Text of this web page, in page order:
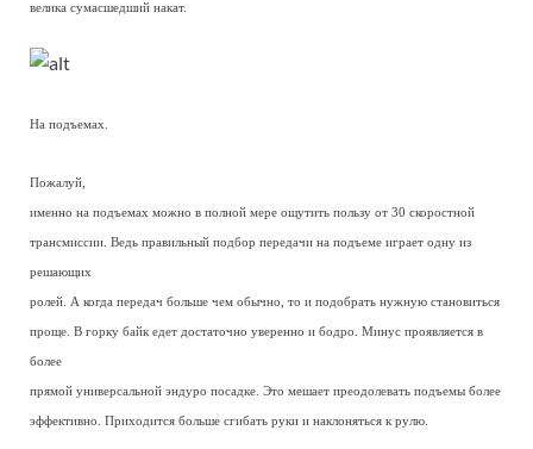
велика сумасшедший накат.
На подъемах.
Пожалуй,
именно на подъемах можно в полной мере ощутить пользу от 30 скоростной
трансмиссии. Ведь правильный подбор передачи на подъеме играет одну из
решающих
ролей. А когда передач больше чем обычно, то и подобрать нужную становиться
проще. В горку байк едет достаточно уверенно и бодро. Минус проявляется в
более
прямой универсальной эндуро посадке. Это мешает преодолевать подъемы более
эффективно. Приходится больше сгибать руки и наклоняться к рулю.